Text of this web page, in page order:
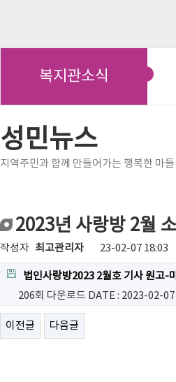
복지관소식
성민뉴스
지역주민과 함께 만들어가는 행복한 마들
2023년 사랑방 2월
작성자 최고관리자 23-02-07 18:03
법인사랑방2023 2월호 기사 원고-
206회 다운로드 DATE : 2023-02-07
이전글 다음글